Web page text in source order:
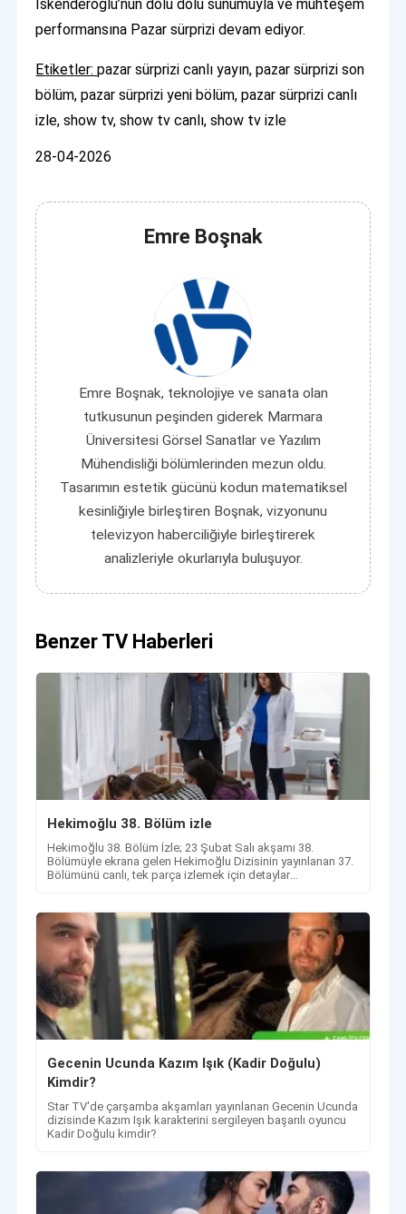
İskenderoğlu’nun dolu dolu sunumuyla ve muhteşem
performansına Pazar sürprizi devam ediyor.
Etiketler:pazar sürprizi canlı yayın, pazar sürprizi son
bölüm, pazar sürprizi yeni bölüm, pazar sürprizi canlı
izle, show tv, show tv canlı, show tv izle
28-04-2026
Emre Boşnak
Emre Boşnak, teknolojiye ve sanata olan
tutkusunun peşinden giderek Marmara
Üniversitesi Görsel Sanatlar ve Yazılım
Mühendisliği bölümlerinden mezun oldu.
Tasarımın estetik gücünü kodun matematiksel
kesinliğiyle birleştiren Boşnak, vizyonunu
televizyon haberciliğiyle birleştirerek
analizleriyle okurlarıyla buluşuyor.
Benzer TV Haberleri
Hekimoğlu 38. Bölüm izle
Hekimoğlu 38. Bölüm İzle; 23 Şubat Salı akşamı 38.
Bölümüyle ekrana gelen Hekimoğlu Dizisinin yayınlanan 37.
Bölümünü canlı, tek parça izlemek için detaylar
Gecenin Ucunda Kazım Işık (Kadir Doğulu)
Kimdir?
Star TV'de çarşamba akşamları yayınlanan Gecenin Ucunda
dizisinde Kazım Işık karakterini sergileyen başarılı oyuncu
Kadir Doğulu kimdir?